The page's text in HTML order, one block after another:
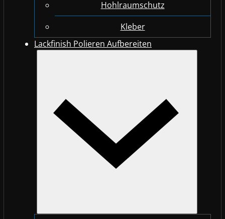
Hohlraumschutz
Kleber
Lackfinish Polieren Aufbereiten